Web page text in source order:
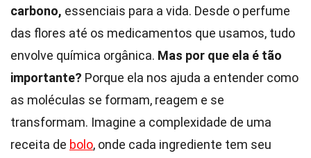
carbono, essenciais para a vida. Desde o perfume
das flores até os medicamentos que usamos, tudo
envolve química orgânica. Mas por que ela é tão
importante? Porque ela nos ajuda a entender como
as moléculas se formam, reagem e se
transformam. Imagine a complexidade de uma
receita de bolo, onde cada ingrediente tem seu